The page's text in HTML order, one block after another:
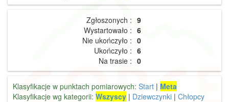
Zgłoszonych : 9
Wystartowało : 6
Nie ukończyło : 0
Ukończyło : 6
Na trasie : 0
Klasyfikacje w punktach pomiarowych: Start | Meta
Klasyfikacje wg kategorii: Wszyscy | Dziewczynki | Chłopcy